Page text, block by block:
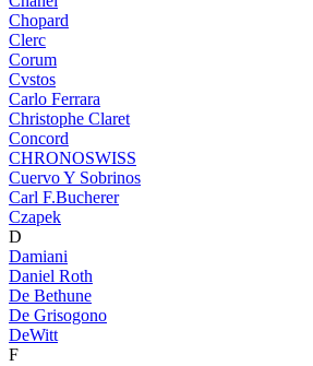
Chopard
Clerc
Corum
Cvstos
Carlo Ferrara
Christophe Claret
Concord
CHRONOSWISS
Cuervo Y Sobrinos
Carl F.Bucherer
Czapek
D
Damiani
Daniel Roth
De Bethune
De Grisogono
DeWitt
F